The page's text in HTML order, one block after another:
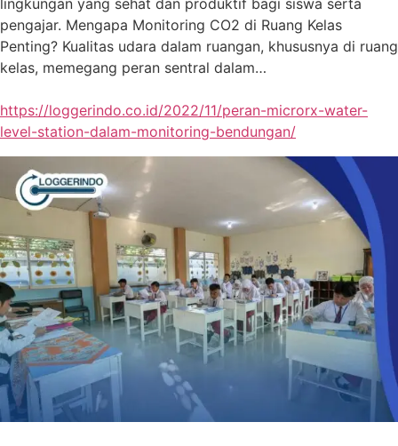
pengajar. Mengapa Monitoring CO2 di Ruang Kelas
Penting? Kualitas udara dalam ruangan, khususnya di ruang
kelas, memegang peran sentral dalam…
https://loggerindo.co.id/2022/11/peran-microrx-water-
level-station-dalam-monitoring-bendungan/